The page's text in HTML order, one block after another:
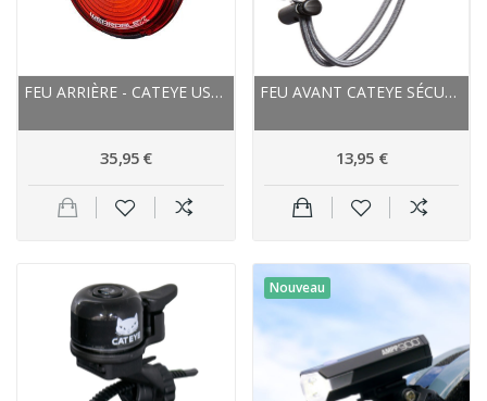
FEU ARRIÈRE - CATEYE USB ROUGE DE SÉCURITÉ...
35,95 €
FEU AVANT CATEYE SÉCURITÉ LD 100 BLANC, POUR LA...
13,95 €
Nouveau